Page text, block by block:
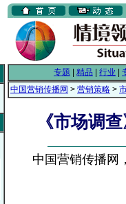
专题 精品 行业
中国营销传播网 > 营销策略 >
《市场调
中国营销传播网